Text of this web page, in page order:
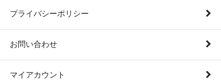
プライバシーポリシー
お問い合わせ
マイアカウント